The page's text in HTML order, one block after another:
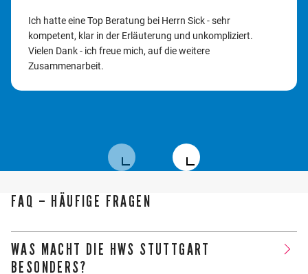
Ich hatte eine Top Beratung bei Herrn Sick - sehr
kompetent, klar in der Erläuterung und unkompliziert.
Vielen Dank - ich freue mich, auf die weitere
Zusammenarbeit.
FAQ – HÄUFIGE FRAGEN
WAS MACHT DIE HWS STUTTGART
BESONDERS?